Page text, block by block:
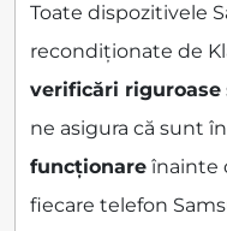
Toate dispozitivele
recondiționate de
verificări riguroase
ne asigura că sunt în
funcționare înainte
fiecare telefon